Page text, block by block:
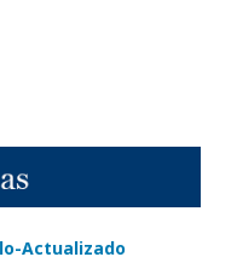
Actualizado